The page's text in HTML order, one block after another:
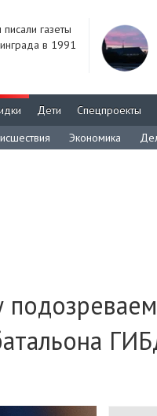
газеты
в 1991
Дети Спецпроекты
Экономика